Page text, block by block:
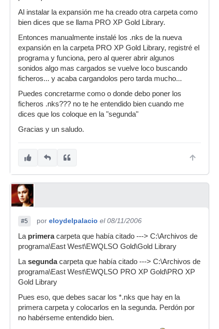
Al instalar la expansión me ha creado otra carpeta como
bien dices que se llama PRO XP Gold Library.
Entonces manualmente instalé los .nks de la nueva
expansión en la carpeta PRO XP Gold Library, registré el
programa y funciona, pero al querer abrir algunos
sonidos algo mas cargados se vuelve loco buscando
ficheros... y acaba cargandolos pero tarda mucho...
Puedes concretarme como o donde debo poner los
ficheros .nks??? no te he entendido bien cuando me
dices que los coloque en la "segunda"
Gracias y un saludo.
#5 por eloydelpalacio el 08/11/2006
La primeracarpeta que había citado ---> C:\Archivos de
programa\East West\EWQLSO Gold\Gold Library
La segundacarpeta que había citado ---> C:\Archivos de
programa\East West\EWQLSO PRO XP Gold\PRO XP
Gold Library
Pues eso, que debes sacar los *.nks que hay en la
primera carpeta y colocarlos en la segunda. Perdón por
no habérseme entendido bien.